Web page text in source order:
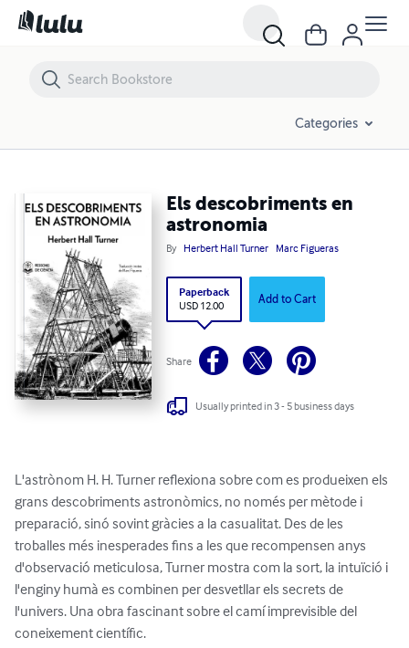
Categories
Els descobriments en
astronomia
By Herbert Hall Turner Marc Figueras
Paperback
USD 12.00 Add to Cart
Share
Usually printed in 3 - 5 business days
L'astrònom H. H. Turner reflexiona sobre com es produeixen els
grans descobriments astronòmics, no només per mètode i
preparació, sinó sovint gràcies a la casualitat. Des de les
troballes més inesperades fins a les que recompensen anys
d'observació meticulosa, Turner mostra com la sort, la intuïció i
l'enginy humà es combinen per desvetllar els secrets de
l'univers. Una obra fascinant sobre el camí imprevisible del
coneixement científic.
Els descobriments en astronomia